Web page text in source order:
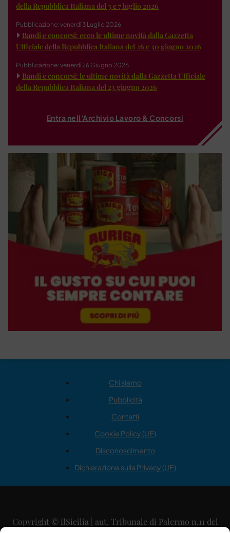
della Repubblica Italiana del 3 e 7 luglio 2026
Pubblicazione: venerdì 3 Luglio 2026
Bandi e concorsi: ecco le ultime novità dalla Gazzetta
Ufficiale della Repubblica Italiana del 26 e 30 giugno 2026
Pubblicazione: venerdì 26 Giugno 2026
Bandi e concorsi: le ultime novità dalla Gazzetta Ufficiale
della Repubblica Italiana del 23 giugno 2026
Entra nell'Archivio Lavoro & Concorsi
Chi siamo
Pubblicità
Contatti
Cookie Policy (UE)
Disconoscimento
Dichiarazione sulla Privacy (UE)
Copyright © ilSicilia | aut. Tribunale di Palermo n.11 del